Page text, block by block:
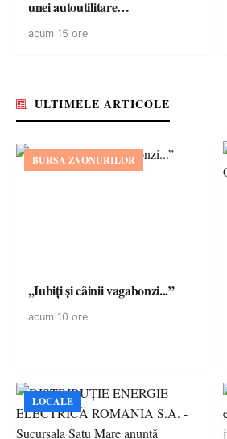
unei autoutilitare
acum 15 ore
ULTIMELE ARTICOLE
BURSA ZVONURILOR
,,Iubiți și câinii vagabonzi...”
acum 10 ore
LOCALE